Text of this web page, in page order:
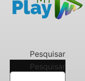
Pesquisar
Pesquisar